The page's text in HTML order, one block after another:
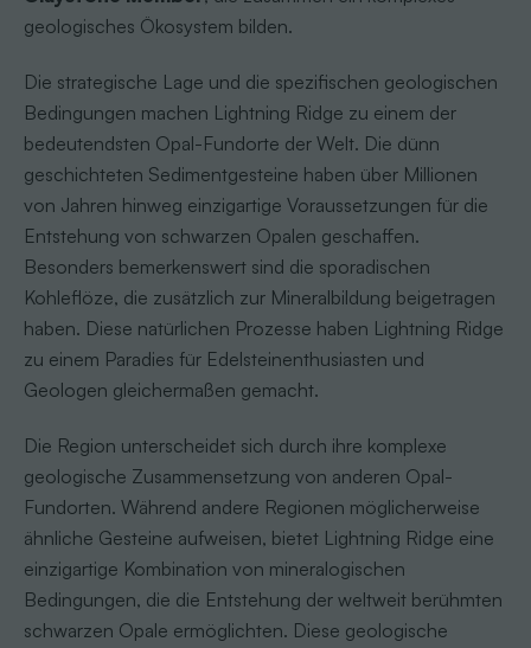
geologisches Ökosystem bilden.
Die strategische Lage und die spezifischen geologischen
Bedingungen machen Lightning Ridge zu einem der
bedeutendsten Opal-Fundorte der Welt. Die dünn
geschichteten Sedimentgesteine haben über Millionen
von Jahren hinweg einzigartige Voraussetzungen für die
Entstehung von schwarzen Opalen geschaffen.
Besonders bemerkenswert sind die sporadischen
Kohleflöze, die zusätzlich zur Mineralbildung beigetragen
haben. Diese natürlichen Prozesse haben Lightning Ridge
zu einem Paradies für Edelsteinent­hu­sias­ten und
Geologen gleichermaßen gemacht.
Die Region unterscheidet sich durch ihre komplexe
geologische Zusammensetzung von anderen Opal-
Fundorten. Während andere Regionen möglicherweise
ähnliche Gesteine aufweisen, bietet Lightning Ridge eine
einzigartige Kombination von mineralogischen
Bedingungen, die die Entstehung der weltweit berühmten
schwarzen Opale ermöglichten. Diese geologische